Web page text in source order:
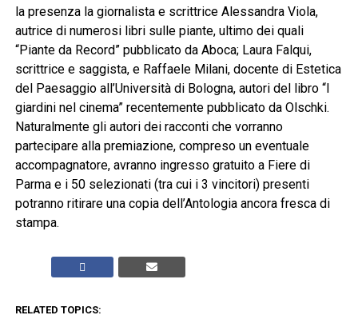
la presenza la giornalista e scrittrice Alessandra Viola,
autrice di numerosi libri sulle piante, ultimo dei quali
“Piante da Record” pubblicato da Aboca; Laura Falqui,
scrittrice e saggista, e Raffaele Milani, docente di Estetica
del Paesaggio all’Università di Bologna, autori del libro “I
giardini nel cinema” recentemente pubblicato da Olschki.
Naturalmente gli autori dei racconti che vorranno
partecipare alla premiazione, compreso un eventuale
accompagnatore, avranno ingresso gratuito a Fiere di
Parma e i 50 selezionati (tra cui i 3 vincitori) presenti
potranno ritirare una copia dell’Antologia ancora fresca di
stampa.
RELATED TOPICS: